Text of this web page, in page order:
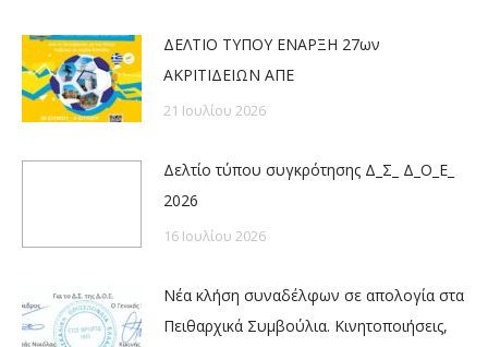
ΔΕΛΤΙΟ ΤΥΠΟΥ ΕΝΑΡΞΗ 27ων
ΑΚΡΙΤΙΔΕΙΩΝ ΑΠΕ
21 Ιουλίου 2026
Δελτίο τύπου συγκρότησης Δ_Σ_ Δ_Ο_Ε_
2026
16 Ιουλίου 2026
Νέα κλήση συναδέλφων σε απολογία στα
Πειθαρχικά Συμβούλια. Κινητοποιήσεις,